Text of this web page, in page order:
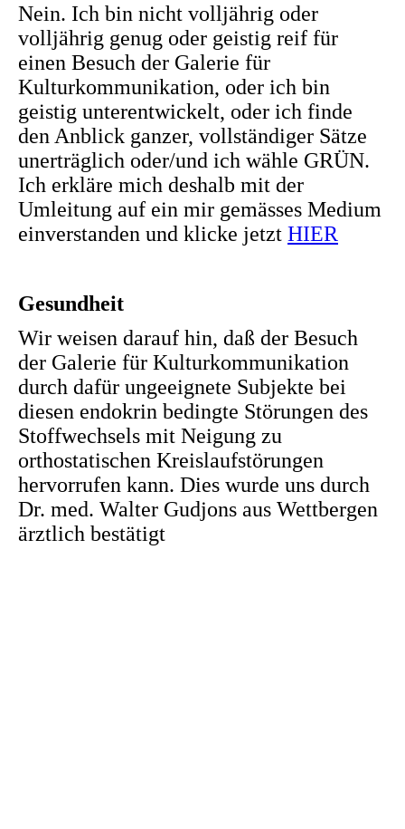
Nein. Ich bin nicht volljährig oder
volljährig genug oder geistig reif für
einen Besuch der Galerie für
Kulturkommunikation, oder ich bin
geistig unterentwickelt, oder ich finde
den Anblick ganzer, vollständiger Sätze
unerträglich oder/und ich wähle GRÜN.
Ich erkläre mich deshalb mit der
Umleitung auf ein mir gemässes Medium
einverstanden und klicke jetzt HIER
Gesundheit
Wir weisen darauf hin, daß der Besuch
der Galerie für Kulturkommunikation
durch dafür ungeeignete Subjekte bei
diesen endokrin bedingte Störungen des
Stoffwechsels mit Neigung zu
orthostatischen Kreislaufstörungen
hervorrufen kann. Dies wurde uns durch
Dr. med. Walter Gudjons aus Wettbergen
ärztlich bestätigt